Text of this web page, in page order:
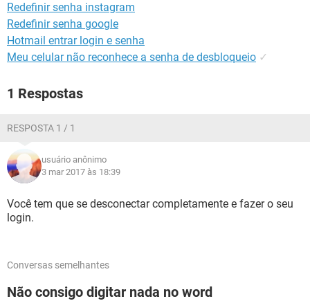
Redefinir senha instagram
Redefinir senha google
Hotmail entrar login e senha
Meu celular não reconhece a senha de desbloqueio ✓
1 Respostas
RESPOSTA 1 / 1
usuário anônimo
3 mar 2017 às 18:39
Você tem que se desconectar completamente e fazer o seu
login.
Conversas semelhantes
Não consigo digitar nada no word